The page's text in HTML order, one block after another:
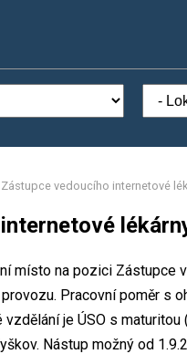
Zástupce vedoucího internetové
místo na pozici Zástupce
Pracovní poměr s
je ÚSO s
Nástup možný od